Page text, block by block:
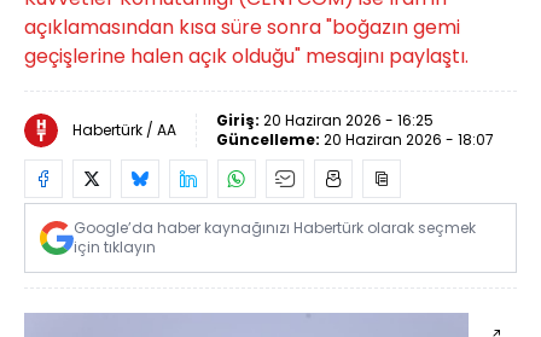
açıklamasından kısa süre sonra "boğazın gemi
geçişlerine halen açık olduğu" mesajını paylaştı.
Habertürk / AA Giriş: 20 Haziran 2026 - 16:25
Güncelleme: 20 Haziran 2026 - 18:07
Google’da haber kaynağınızı Habertürk olarak seçmek
için tıklayın